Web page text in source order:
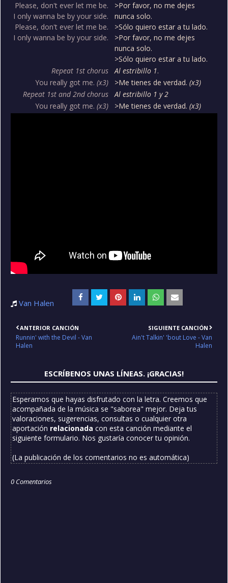
Please, don't ever let me be.
I only wanna be by your side.
Please, don't ever let me be.
I only wanna be by your side.
>Por favor, no me dejes
nunca solo.
>Sólo quiero estar a tu lado.
>Por favor, no me dejes
nunca solo.
>Sólo quiero estar a tu lado.
Repeat 1st chorus
Al estribillo 1.
You really got me. (x3) >Me tienes de verdad. (x3)
Repeat 1st and 2nd chorus
Al estribillo 1 y 2
You really got me. (x3) >Me tienes de verdad. (x3)
Van Halen
ANTERIOR CANCIÓN
Runnin' with the Devil - Van
Halen
SIGUIENTE CANCIÓN
Ain't Talkin' 'bout Love - Van
Halen
ESCRÍBENOS UNAS LÍNEAS. ¡GRACIAS!
Esperamos que hayas disfrutado con la letra. Creemos que
acompañada de la música se "saborea" mejor. Deja tus
valoraciones, sugerencias, consultas o cualquier otra
aportación relacionada con esta canción mediante el
siguiente formulario. Nos gustaría conocer tu opinión.
(La publicación de los comentarios no es automática)
0 Comentarios